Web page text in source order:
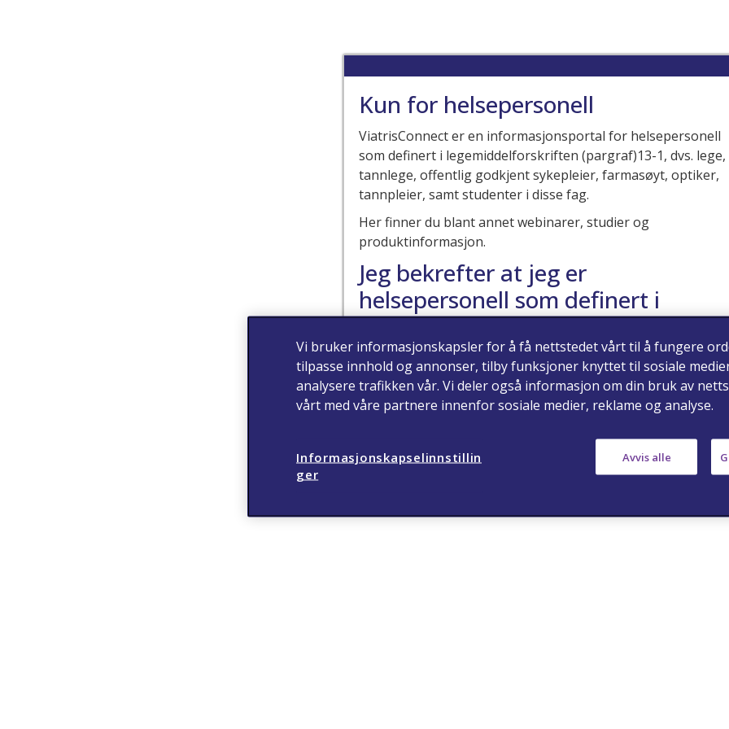
Kun for helsepersonell
ViatrisConnect er en informasjonsportal for helsepersonell
som definert i legemiddelforskriften (pargraf)13-1, dvs. lege,
tannlege, offentlig godkjent sykepleier, farmasøyt, optiker,
tannpleier, samt studenter i disse fag.
Her finner du blant annet webinarer, studier og
produktinformasjon.
Jeg bekrefter at jeg er
helsepersonell som definert i
legemiddelforskriften (paragraf)
13-1
Vi bruker informasjonskapsler for å få nettstedet vårt til å fungere
tilpasse innhold og annonser, tilby funksjoner knyttet til sosiale
analysere trafikken vår. Vi deler også informasjon om din bruk av
vårt med våre partnere innenfor sosiale medier, reklame og analyse.
Informasjonskapselinnstillin
ger
Avvis alle